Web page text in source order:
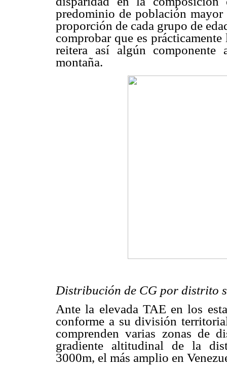
predominio de población
proporción de cada grupo de
comprobar que es
reitera así algún componente
montaña.
Distribución de CG por distrito
Ante la elevada TAE en los
conforme a su división
comprenden varias zonas de
gradiente altitudinal de la
3000m, el más amplio en